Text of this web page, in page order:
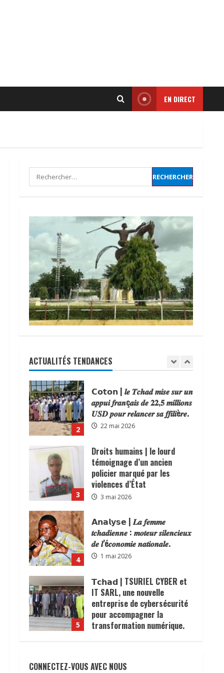
EN DIRECT
Rechercher :
ACTUALITÉS TENDANCES
2
Droits humains | le lourd
4
𝗔𝗻𝗮𝗹𝘆𝘀𝗲 | 𝑳𝒂 𝒇𝒆𝒎𝒎𝒆
𝒕𝒄𝒉𝒂𝒅𝒊𝒆𝒏𝒏𝒆 : 𝒎𝒐𝒕𝒆𝒖𝒓 𝒔𝒊𝒍𝒆𝒏𝒄𝒊𝒆𝒖𝒙
5
𝗧𝗰𝗵𝗮𝗱 | TSURIEL CYBER et
IT SARL, une nouvelle
entreprise de cybersécurité
pour accompagner la
transformation numérique.
16 avril 2026
N’Djamena | la commune du6ᵉ
arrondissement lance une
operation de dégagement des
2 juin 2026
2
𝗖𝗼𝘁𝗼𝗻 | 𝒍𝒆 𝑻𝒄𝒉𝒂𝒅 𝒎𝒊𝒔𝒆 𝒔𝒖𝒓 𝒖𝒏
𝑼𝑺𝑫 𝒑𝒐𝒖𝒓 𝒓𝒆𝒍𝒂𝒏𝒄𝒆𝒓 𝒔𝒂 𝒇𝒇𝒊𝒍𝒊è𝒓𝒆.
22 mai 2026
Droits humains | le lourd
policier marqué par les
violences d’État
3 mai 2026
4
𝗔𝗻𝗮𝗹𝘆𝘀𝗲 | 𝑳𝒂 𝒇𝒆𝒎𝒎𝒆
𝒅𝒆 𝒍’é𝒄𝒐𝒏𝒐𝒎𝒊𝒆 𝒏𝒂𝒕𝒊𝒐𝒏𝒂𝒍𝒆.
1 mai 2026
5
𝗧𝗰𝗵𝗮𝗱 | TSURIEL CYBER et
entreprise de cybersécurité
pour accompagner la
transformation numérique.
16 avril 2026
1
N’Djamena | la commune du6ᵉ
trotoirs pour fluidifier la
CONNECTEZ-VOUS AVEC NOUS